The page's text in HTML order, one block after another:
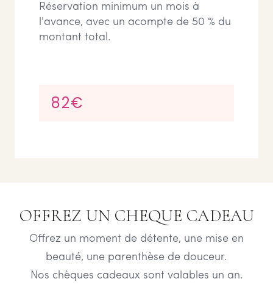
Réservation minimum un mois à
l'avance, avec un acompte de 50 % du
montant total.
82€
OFFREZ UN CHEQUE CADEAU
Offrez un moment de détente, une mise en
beauté, une parenthèse de douceur.
Nos chèques cadeaux sont valables un an.